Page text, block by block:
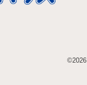
©2026